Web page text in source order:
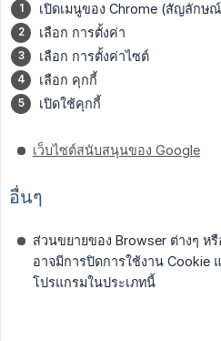
เปิดเมนูของ Chrome (สัญลักษ
เลือก การตั้งค่า
เลือก การตั้งค่าไซต์
เลือก คุกกี้
เปิดใช้คุกกี้
เว็บไซต์สนับสนุนของ Google
อื่นๆ
ส่วนขยายของ Browser ต่างๆ ห
อาจมีการปิดการใช้งาน Cookie
โปรแกรมในประเภทนี้